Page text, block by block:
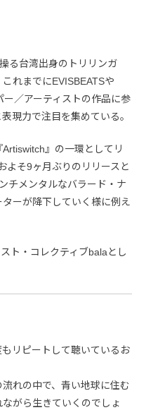
る台湾出身のトリリンガ
れまでにEVISBEATSや
／アーティストの作品に参
現力で注目を集めている。
』の⼀環としてリ
よそ9ヶ月ぶりのリリースと
チメンタルなバラード・ナ
ーが降下していく様に例え
ト・コレクティブbalaとし
リピートして聴いているお
れの中で、青い地球に住む
がら生きていくのでしょ